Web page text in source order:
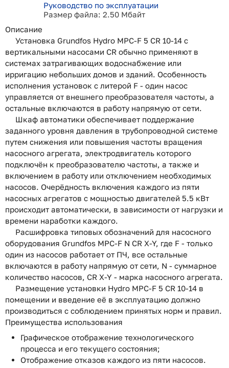
Руководство по эксплуатации
Размер файла: 2.50 Мбайт
Описание
Установка Grundfos Hydro MPC-F 5 CR 10-14 с
вертикальными насосами CR обычно применяют в
системах затрагивающих водоснабжение или
ирригацию небольших домов и зданий. Особенность
исполнения установок с литерой F - один насос
управляется от внешнего преобразователя частоты, а
остальные включаются в работу напрямую от сети.
Шкаф автоматики обеспечивает поддержание
заданного уровня давления в трубопроводной системе
путем снижения или повышения частоты вращения
насосного агрегата, электродвигатель которого
подключён к преобразователю частоты, а также и
включением в работу или отключением необходимых
насосов. Очерёдность включения каждого из пяти
насосных агрегатов с мощностью двигателей 5.5 кВт
происходит автоматически, в зависимости от нагрузки и
времени наработки каждого.
Расшифровка типовых обозначений для насосного
оборудования Grundfos MPC-F N CR X-Y, где F - только
один из насосов работает от ПЧ, все остальные
включаются в работу напрямую от сети, N - суммарное
количество насосов, CR X-Y - марка насосного агрегата.
Размещение установки Hydro MPC-F 5 CR 10-14 в
помещении и введение её в эксплуатацию должно
производиться с соблюдением принятых норм и правил.
Преимущества использования
Графическое отображение технологического
процесса и его текущего состояния;
Отображение отказов каждого из пяти насосов.